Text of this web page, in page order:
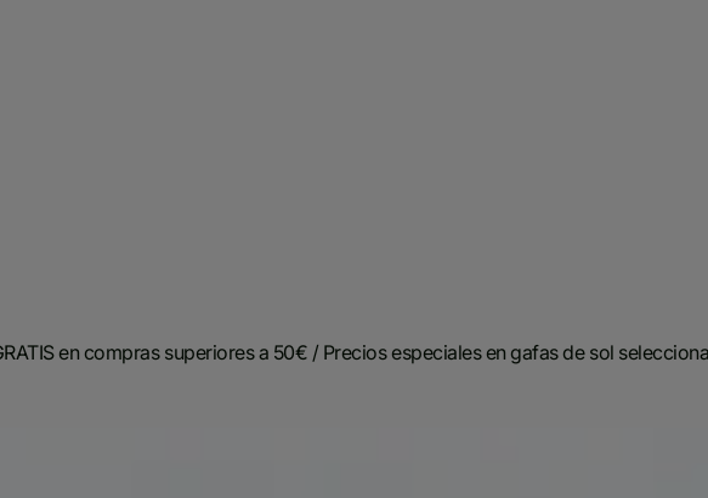
en compras superiores a 50€ / Precios especiales en gafas de sol